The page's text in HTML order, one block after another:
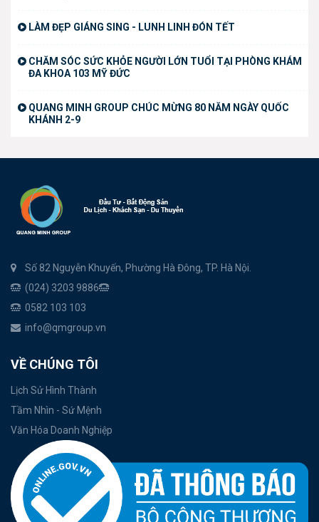
LÀM ĐẸP GIÁNG SING - LUNH LINH ĐÓN TẾT
CHĂM SÓC SỨC KHỎE NGƯỜI LỚN TUỔI TẠI PHÒNG KHÁM
ĐA KHOA 103 MỸ ĐỨC
QUANG MINH GROUP CHÚC MỪNG 80 NĂM NGÀY QUỐC
KHÁNH 2-9
Số 82 Nguyễn Khuyến, Phường Hà Đông, TP. Hà Nội.
(024) 3203 9886
0582 103 103
info@qmgroup.vn
VỀ CHÚNG TÔI
Lịch Sử Hình Thành
Tầm Nhìn - Sứ Mệnh
Văn Hóa Doanh Nghiệp